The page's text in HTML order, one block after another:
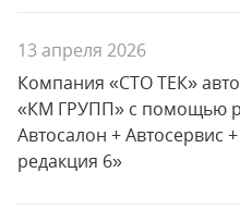
13 апреля 2026
Компания «СТО ТЕК»
«КМ ГРУПП» с помощью
Автосалон + Автосервис
редакция 6»